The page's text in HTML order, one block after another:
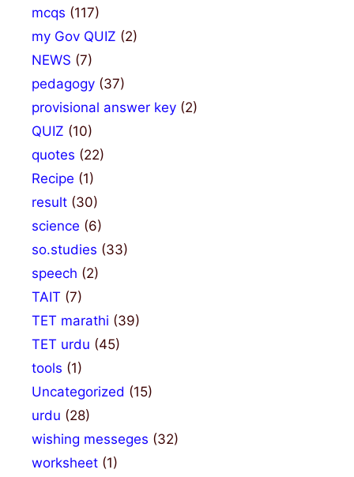
mcqs (117)
my Gov QUIZ (2)
NEWS (7)
pedagogy (37)
provisional answer key (2)
QUIZ (10)
quotes (22)
Recipe (1)
result (30)
science (6)
so.studies (33)
speech (2)
TAIT (7)
TET marathi (39)
TET urdu (45)
tools (1)
Uncategorized (15)
urdu (28)
wishing messeges (32)
worksheet (1)